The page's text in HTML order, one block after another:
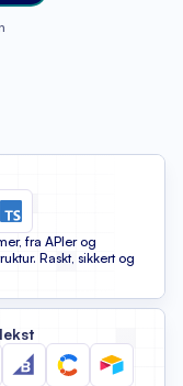
fra APIer og
Raskt, sikkert og